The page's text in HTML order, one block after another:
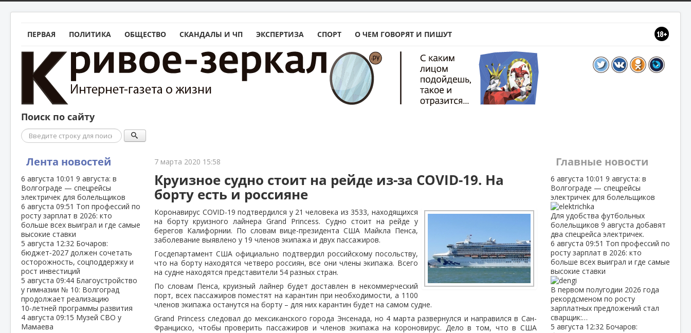
ПЕРВАЯ ПОЛИТИКА ОБЩЕСТВО СКАНДАЛЫ И ЧП ЭКСПЕРТИЗА СПОРТ О ЧЕМ ГОВОРЯТ И ПИШУТ
Поиск по сайту
Поиск
Лента новостей
6 августа 10:01 9 августа: в
Волгограде — спецрейсы
электричек для болельщиков
6 августа 09:51 Топ профессий по
росту зарплат в 2026: кто
больше всех выиграл и где самые
высокие ставки
5 августа 12:32 Бочаров:
бюджет‑2027 должен сочетать
осторожность, соцподдержку и
рост инвестиций
5 августа 09:44 Благоустройство
у гимназии № 10: Волгоград
продолжает реализацию
10‑летней программы развития
4 августа 09:15 Музей СВО у
Мамаева
7 марта 2020 15:58
Круизное судно стоит на рейде из-за COVID-19. На
борту есть и россияне
Коронавирус COVID-19 подтвердился у 21 человека из 3533, находящихся
на борту круизного лайнера Grand Princess. Судно стоит на рейде у
берегов Калифорнии. По словам вице-президента США Майкла Пенса,
заболевание выявлено у 19 членов экипажа и двух пассажиров.
Госдепартамент США официально подтвердил российскому посольству,
что на борту находятся четверо россиян, все они члены экипажа. Всего
на судне находятся представители 54 разных стран.
По словам Пенса, круизный лайнер будет доставлен в некоммерческий
порт, всех пассажиров поместят на карантин при необходимости, а 1100
членов экипажа останутся на борту – для них карантин будет на самом судне.
Grand Princess следовал до мексиканского города Энсенада, но 4 марта развернулся и направился в Сан-
Франциско, чтобы проверить пассажиров и членов экипажа на короновирус. Дело в том, что в США
Главные новости
6 августа 10:01 9 августа: в
Волгограде — спецрейсы
электричек для болельщиков
Для удобства футбольных
болельщиков 9 августа добавят
два спецрейса электричек.
6 августа 09:51 Топ профессий по
росту зарплат в 2026: кто
больше всех выиграл и где самые
высокие ставки
В первом полугодии 2026 года
рекордсменом по росту
зарплатных предложений стал
сварщик:…
5 августа 12:32 Бочаров: